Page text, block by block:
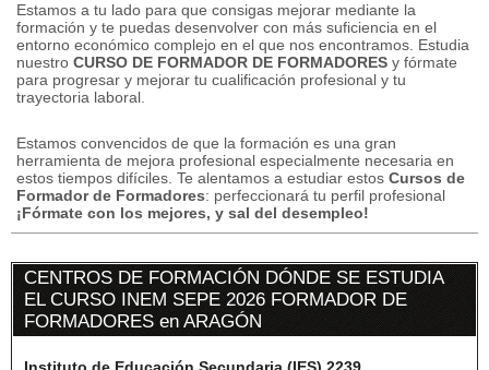
Estamos a tu lado para que consigas mejorar mediante la
formación y te puedas desenvolver con más suficiencia en el
entorno económico complejo en el que nos encontramos. Estudia
nuestro CURSO DE FORMADOR DE FORMADORES y fórmate
para progresar y mejorar tu cualificación profesional y tu
trayectoria laboral.
Estamos convencidos de que la formación es una gran
herramienta de mejora profesional especialmente necesaria en
estos tiempos difíciles. Te alentamos a estudiar estos Cursos de
Formador de Formadores: perfeccionará tu perfil profesional
¡Fórmate con los mejores, y sal del desempleo!
CENTROS DE FORMACIÓN DÓNDE SE ESTUDIA
EL CURSO INEM SEPE 2026 FORMADOR DE
FORMADORES en ARAGÓN